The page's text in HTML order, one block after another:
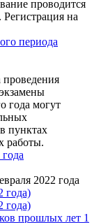
проводится
на
периода
года могут
пунктах
работы.
2022 года
года)
года)
прошлых лет 1